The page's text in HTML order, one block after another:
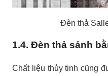
Đèn thả
1.4. Đèn thả sảnh
Chất liệu thủy tinh cũng